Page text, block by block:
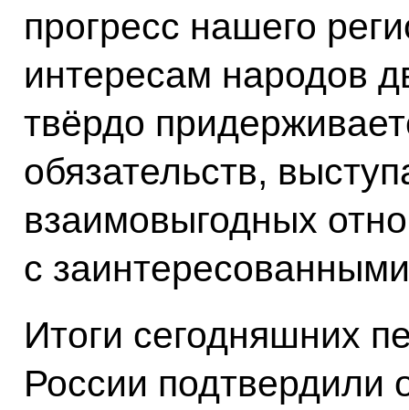
прогресс нашего
интересам народов
твёрдо
обязательств,
взаимовыгодных
с
Итоги сегодняшних
России подтвердили